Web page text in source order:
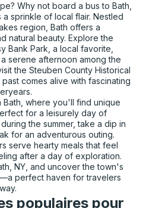
Why not board a bus to Bath,
sprinkle of local flair. Nestled
region, Bath offers a
natural beauty. Explore the
Bank Park, a local favorite,
serene afternoon among the
the Steuben County Historical
comes alive with fascinating
where you'll find unique
for a leisurely day of
the summer, take a dip in
for an adventurous outing.
serve hearty meals that feel
after a day of exploration.
NY, and uncover the town's
perfect haven for travelers
populaires pour